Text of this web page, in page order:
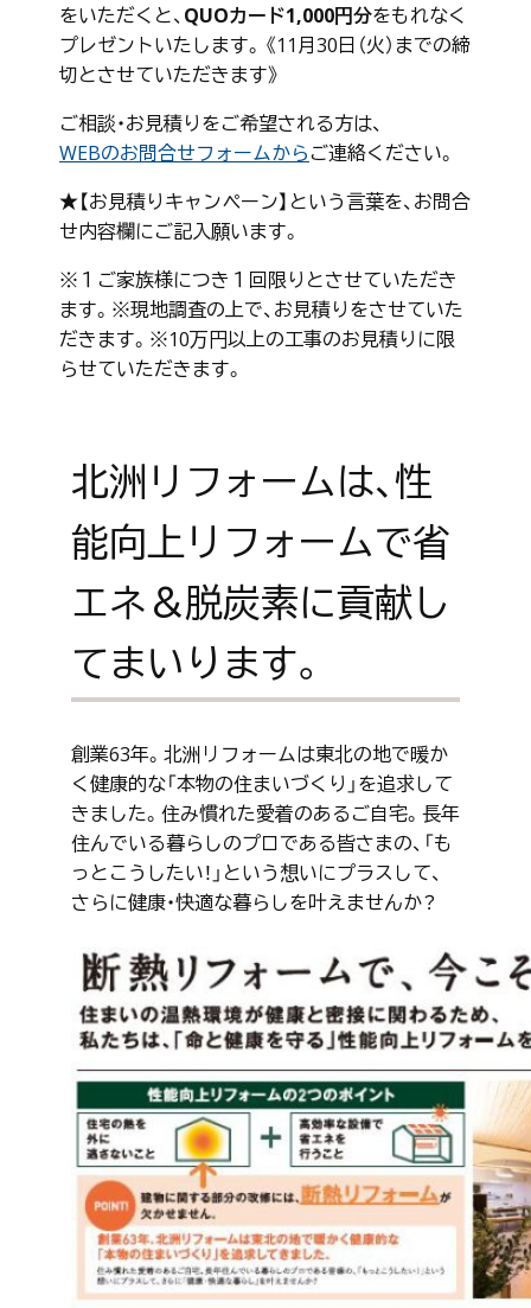
をいただくと、QUOカード1,000円分をもれなく
プレゼントいたします。《11月30日（火）までの締
切とさせていただきます》
ご相談・お見積りをご希望される方は、
WEBのお問合せフォームからご連絡ください。
★【お見積りキャンペーン】という言葉を、お問合
せ内容欄にご記入願います。
※１ご家族様につき１回限りとさせていただき
ます。※現地調査の上で、お見積りをさせていた
だきます。※10万円以上の工事のお見積りに限
らせていただきます。
北洲リフォームは、性
能向上リフォームで省
エネ＆脱炭素に貢献し
てまいります。
創業63年。北洲リフォームは東北の地で暖か
く健康的な「本物の住まいづくり」を追求して
きました。住み慣れた愛着のあるご自宅。長年
住んでいる暮らしのプロである皆さまの、「も
っとこうしたい！」という想いにプラスして、
さらに健康・快適な暮らしを叶えませんか？